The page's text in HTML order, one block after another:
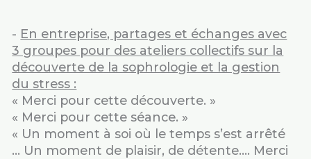
- En entreprise, partages et échanges avec
3 groupes pour des ateliers collectifs sur la
découverte de la sophrologie et la gestion
du stress :
« Merci pour cette découverte. »
« Merci pour cette séance. »
« Un moment à soi où le temps s’est arrêté
… Un moment de plaisir, de détente…. Merci